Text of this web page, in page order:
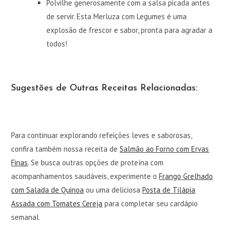
Polvilhe generosamente com a salsa picada antes
de servir. Esta Merluza com Legumes é uma
explosão de frescor e sabor, pronta para agradar a
todos!
Sugestões de Outras Receitas Relacionadas:
Para continuar explorando refeições leves e saborosas,
confira também nossa receita deSalmão ao Forno com Ervas
Finas. Se busca outras opções de proteína com
acompanhamentos saudáveis, experimente oFrango Grelhado
com Salada de Quinoa ou uma deliciosaPosta de Tilápia
Assada com Tomates Cereja para completar seu cardápio
semanal.